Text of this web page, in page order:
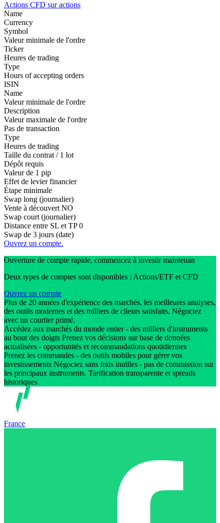
Actions CFD sur actions
Name
Currency
Symbol
Valeur minimale de l'ordre
Ticker
Heures de trading
Type
Hours of accepting orders
ISIN
Name
Valeur minimale de l'ordre
Description
Valeur maximale de l'ordre
Pas de transaction
Type
Heures de trading
Taille du contrat / 1 lot
Dépôt requis
Valeur de 1 pip
Effet de levier financier
Étape minimale
Swap long (journalier)
Vente à découvert NO
Swap court (journalier)
Distance entre SL et TP 0
Swap de 3 jours (date)
Ouvrez un compte.
Ouverture de compte rapide, commencez à investir maintenan
Deux types de comptes sont disponibles : Actions/ETF et CFD
Ouvrez un compte
Plus de 20 années d'expérience des marchés, les meilleures analyses,
des outils modernes et des milliers de clients satisfaits. Négociez
avec un courtier primé.
Accédez aux marchés du monde entier - des milliers d'instruments
au bout des doigts Prenez vos décisions sur base de données
actualisées - opportunités et recommandations quotidiennes
Prenez les commandes - des outils mobiles pour gérer vos
investissements Négociez sans frais inutiles - pas de commission sur
les principaux instruments. Tarification transparente et spreads
historiques
France